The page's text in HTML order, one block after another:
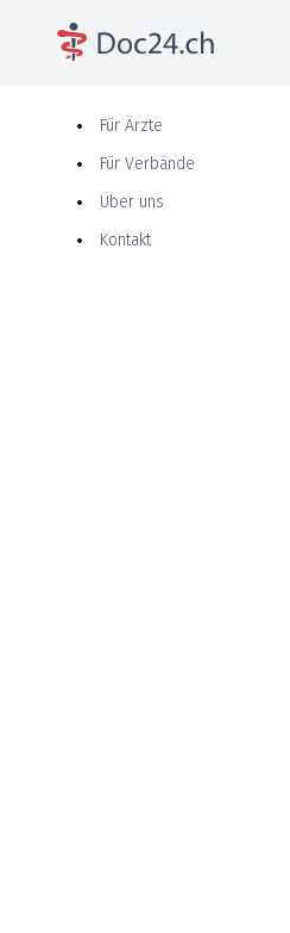
Für Ärzte
Für Verbände
Über uns
Kontakt